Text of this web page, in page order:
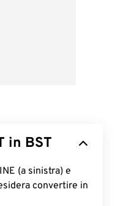
in BST
(a sinistra) e
convertire in